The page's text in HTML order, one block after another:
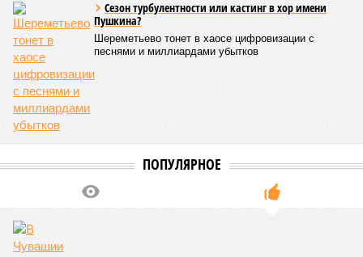
Сезон турбулентности или кастинг в хор имени
Пушкина?
Шереметьево тонет в хаосе цифровизации с
песнями и миллиардами убытков
ПОПУЛЯРНОЕ